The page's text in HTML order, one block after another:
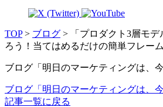
TOP> ブログ >
「プロダクト3層モ
ろう！当てはめるだけの簡単フレー
ブログ「明日のマーケティングは、
ブログ「明日のマーケティングは、
記事一覧に戻る